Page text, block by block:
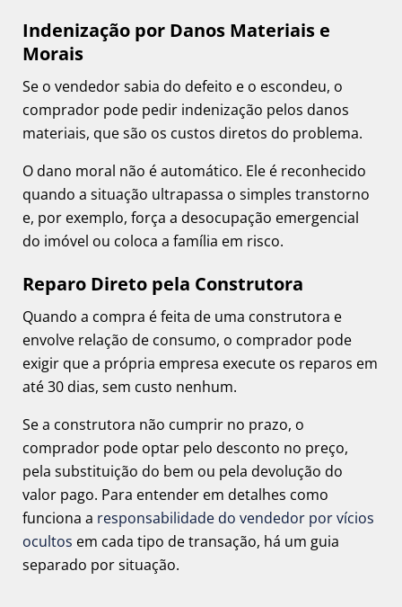
Indenização por Danos Materiais e
Morais
Se o vendedor sabia do defeito e o escondeu, o
comprador pode pedir indenização pelos danos
materiais, que são os custos diretos do problema.
O dano moral não é automático. Ele é reconhecido
quando a situação ultrapassa o simples transtorno
e, por exemplo, força a desocupação emergencial
do imóvel ou coloca a família em risco.
Reparo Direto pela Construtora
Quando a compra é feita de uma construtora e
envolve relação de consumo, o comprador pode
exigir que a própria empresa execute os reparos em
até 30 dias, sem custo nenhum.
Se a construtora não cumprir no prazo, o
comprador pode optar pelo desconto no preço,
pela substituição do bem ou pela devolução do
valor pago. Para entender em detalhes como
funciona a responsabilidade do vendedor por vícios
ocultos em cada tipo de transação, há um guia
separado por situação.